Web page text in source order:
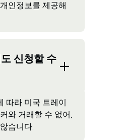
인정보를 제공해
신청할 수
따라 미국 트레이
와 거래할 수 없어,
습니다.